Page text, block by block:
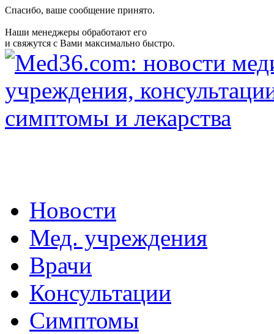
Спасибо, ваше сообщение принято.
Наши менеджеры обработают его
и свяжутся с Вами максимально быстро.
Новости
Мед. учреждения
Врачи
Консультации
Симптомы